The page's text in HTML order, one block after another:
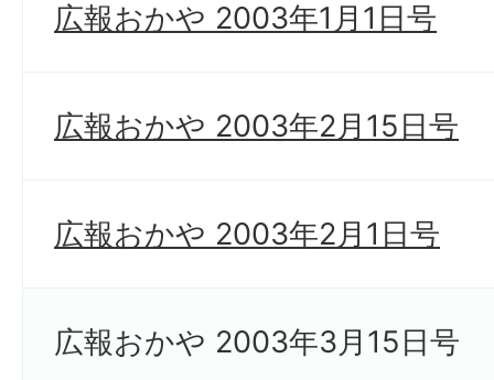
広報おかや 2003年1月1日号
広報おかや 2003年2月15日号
広報おかや 2003年2月1日号
広報おかや 2003年3月15日号